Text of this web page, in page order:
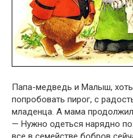
Папа-медведь и Малыш,
попробовать пирог, с
младенца. А мама
— Нужно одеться нарядно